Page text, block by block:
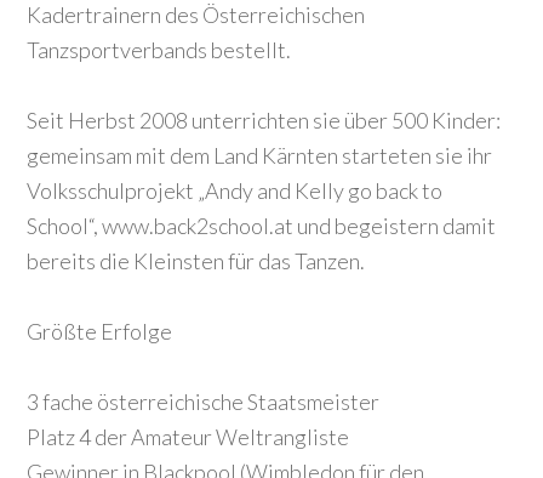
Kadertrainern des Österreichischen
Tanzsportverbands bestellt.
Seit Herbst 2008 unterrichten sie über 500 Kinder:
gemeinsam mit dem Land Kärnten starteten sie ihr
Volksschulprojekt „Andy and Kelly go back to
School“, www.back2school.at und begeistern damit
bereits die Kleinsten für das Tanzen.
Größte Erfolge
3 fache österreichische Staatsmeister
Platz 4 der Amateur Weltrangliste
Gewinner in Blackpool (Wimbledon für den